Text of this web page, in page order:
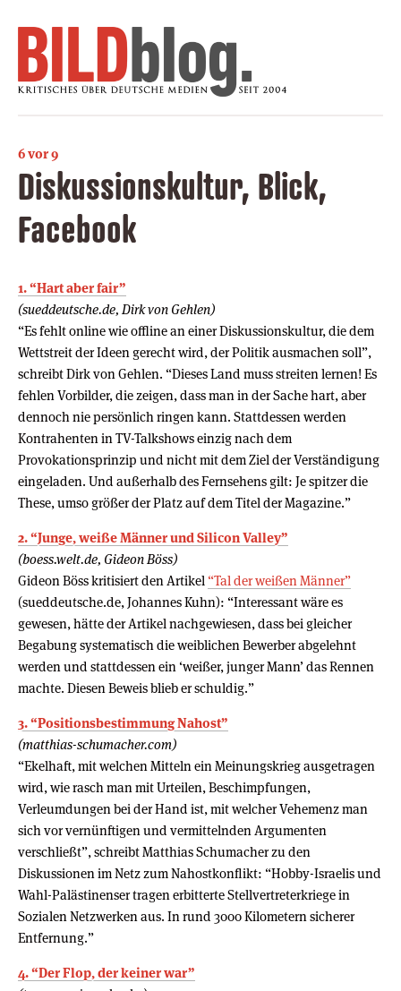
6 vor 9
Diskussionskultur, Blick,
Facebook
1. “Hart aber fair”
(sueddeutsche.de, Dirk von Gehlen)
“Es fehlt online wie offline an einer Diskussionskultur, die dem
Wettstreit der Ideen gerecht wird, der Politik ausmachen soll”,
schreibt Dirk von Gehlen. “Dieses Land muss streiten lernen! Es
fehlen Vorbilder, die zeigen, dass man in der Sache hart, aber
dennoch nie persönlich ringen kann. Stattdessen werden
Kontrahenten in TV-Talkshows einzig nach dem
Provokationsprinzip und nicht mit dem Ziel der Verständigung
eingeladen. Und außerhalb des Fernsehens gilt: Je spitzer die
These, umso größer der Platz auf dem Titel der Magazine.”
2. “Junge, weiße Männer und Silicon Valley”
(boess.welt.de, Gideon Böss)
Gideon Böss kritisiert den Artikel “Tal der weißen Männer”
(sueddeutsche.de, Johannes Kuhn): “Interessant wäre es
gewesen, hätte der Artikel nachgewiesen, dass bei gleicher
Begabung systematisch die weiblichen Bewerber abgelehnt
werden und stattdessen ein ‘weißer, junger Mann’ das Rennen
machte. Diesen Beweis blieb er schuldig.”
3. “Positionsbestimmung Nahost”
(matthias-schumacher.com)
“Ekelhaft, mit welchen Mitteln ein Meinungskrieg ausgetragen
wird, wie rasch man mit Urteilen, Beschimpfungen,
Verleumdungen bei der Hand ist, mit welcher Vehemenz man
sich vor vernünftigen und vermittelnden Argumenten
verschließt”, schreibt Matthias Schumacher zu den
Diskussionen im Netz zum Nahostkonflikt: “Hobby-Israelis und
Wahl-Palästinenser tragen erbitterte Stellvertreterkriege in
Sozialen Netzwerken aus. In rund 3000 Kilometern sicherer
Entfernung.”
4. “Der Flop, der keiner war”